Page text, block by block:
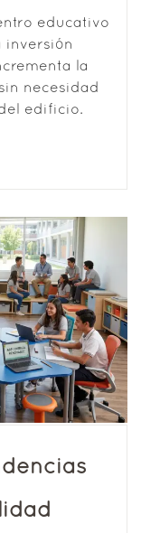
educativo
inversión
la
necesidad
edificio.